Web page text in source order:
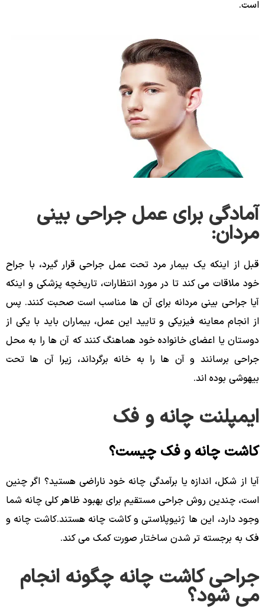
است.
آمادگی برای عمل جراحی بینی
مردان:
قبل از اینکه یک بیمار مرد تحت عمل جراحی قرار گیرد، با جراح
خود ملاقات می کند تا در مورد انتظارات، تاریخچه پزشکی و اینکه
آیا جراحی بینی مردانه برای آن ها مناسب است صحبت کنند. پس
از انجام معاینه فیزیکی و تایید این عمل، بیماران باید با یکی از
دوستان یا اعضای خانواده خود هماهنگ کنند که آن ها را به محل
جراحی برسانند و آن ها را به خانه برگرداند، زیرا آن ها تحت
بیهوشی بوده اند.
ایمپلنت چانه و فک
کاشت چانه و فک چیست؟
آیا از شکل، اندازه یا برآمدگی چانه خود ناراضی هستید؟ اگر چنین
است، چندین روش جراحی مستقیم برای بهبود ظاهر کلی چانه شما
وجود دارد، این ها ژنیوپلاستی و کاشت چانه هستند.کاشت چانه و
فک به برجسته تر شدن ساختار صورت کمک می کند.
جراحی کاشت چانه چگونه انجام
می شود؟